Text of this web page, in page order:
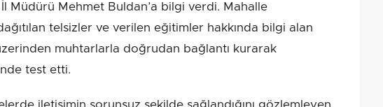
İl Müdürü Mehmet Buldan’a bilgi verdi. Mahalle
telsizler ve verilen eğitimler hakkında bilgi alan
muhtarlarla doğrudan bağlantı kurarak
test etti.